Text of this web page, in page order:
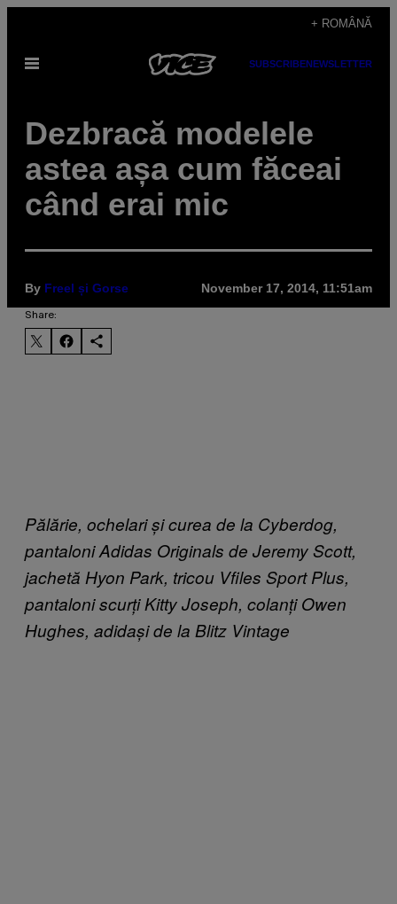
content
+ ROMÂNĂ
Open
SUBSCRIBENEWSLETTER
Dezbracă modelele
astea așa cum făceai
când erai mic
By Freel și Gorse November 17, 2014, 11:51am
Share:
Pălărie, ochelari și curea de la Cyberdog,
pantaloni Adidas Originals de Jeremy Scott,
jachetă Hyon Park, tricou Vfiles Sport Plus,
pantaloni scurți Kitty Joseph, colanți Owen
Hughes, adidași de la Blitz Vintage